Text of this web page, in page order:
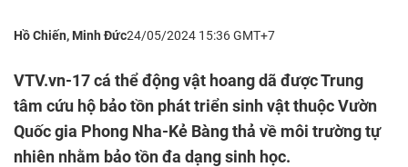
Hồ Chiến, Minh Đức24/05/2024 15:36 GMT+7
VTV.vn-17 cá thể động vật hoang dã được Trung
tâm cứu hộ bảo tồn phát triển sinh vật thuộc Vườn
Quốc gia Phong Nha-Kẻ Bàng thả về môi trường tự
nhiên nhằm bảo tồn đa dạng sinh học.